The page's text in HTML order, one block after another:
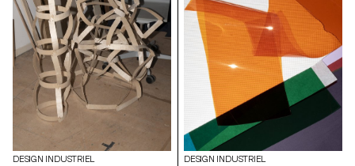
DESIGN INDUSTRIEL DESIGN INDUSTRIEL